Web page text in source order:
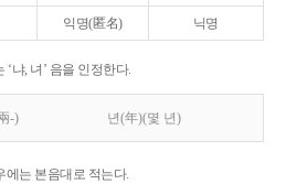
익명(匿名) 닉명
냐, 녀’ 음을 인정한다.
-) 년(年)(몇 년)
에는 본음대로 적는다.